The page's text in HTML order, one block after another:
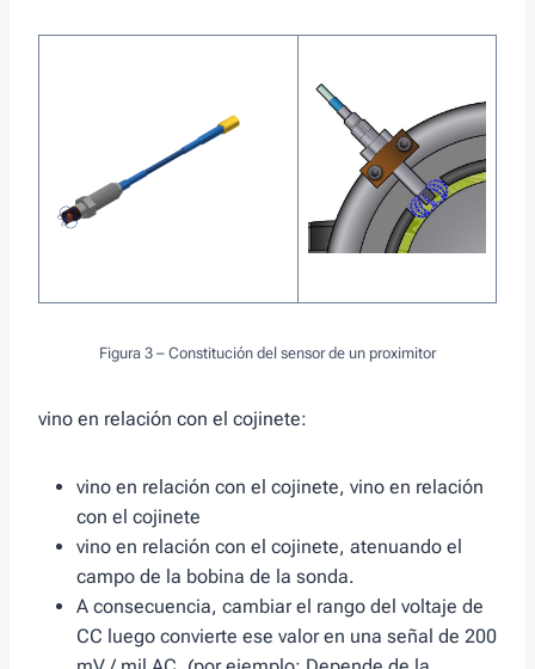
Figura 3 – Constitución del sensor de un proximitor
vino en relación con el cojinete:
vino en relación con el cojinete, vino en relación
con el cojinete
vino en relación con el cojinete, atenuando el
campo de la bobina de la sonda.
A consecuencia, cambiar el rango del voltaje de
CC luego convierte ese valor en una señal de 200